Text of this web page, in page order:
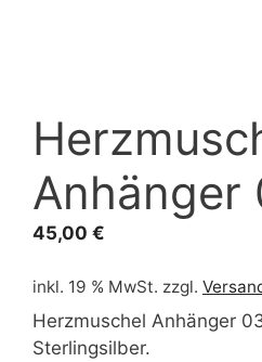
Anhänger
45,00 €
inkl. 19 % MwSt. zzgl.
Herzmuschel Anhänger
Sterlingsilber.